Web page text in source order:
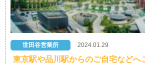
世田谷営業所 2024.01.29
東京駅や品川駅からのご自宅などへ